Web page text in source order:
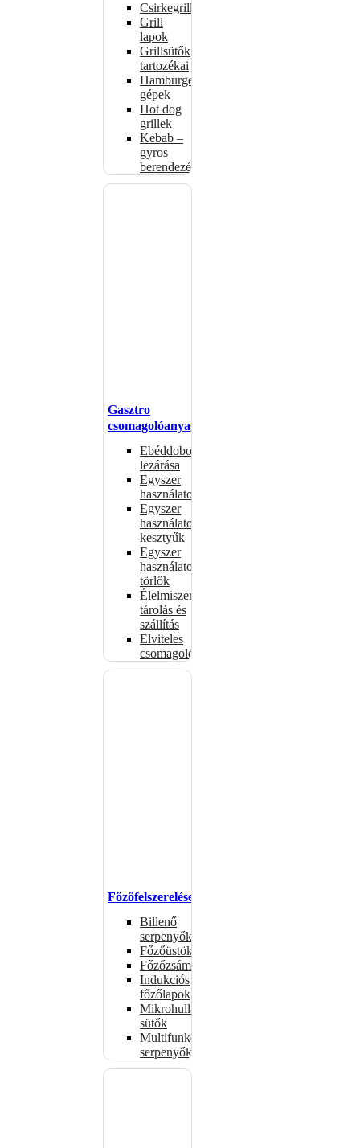
Csirkegrillek
Grill
lapok
Grillsütők
tartozékai
Hamburgerformázó
gépek
Hot dog
grillek
Kebab –
gyros
berendezés
Gasztro
csomagolóanyagok
Ebéddobozok
lezárása
Egyszer
használatos
Egyszer
használatos
kesztyűk
Egyszer
használatos
törlők
Élelmiszer-
tárolás és
szállítás
Elviteles
csomagolóanyagok
Főzőfelszerelések
Billenő
serpenyők
Főzőüstök
Főzőzsámolyok
Indukciós
főzőlapok
Mikrohullámú
sütők
Multifunkciós
serpenyők